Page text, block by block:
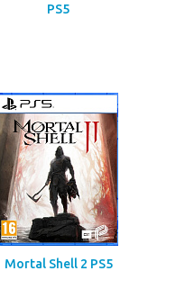
PS5
Mortal Shell 2 PS5